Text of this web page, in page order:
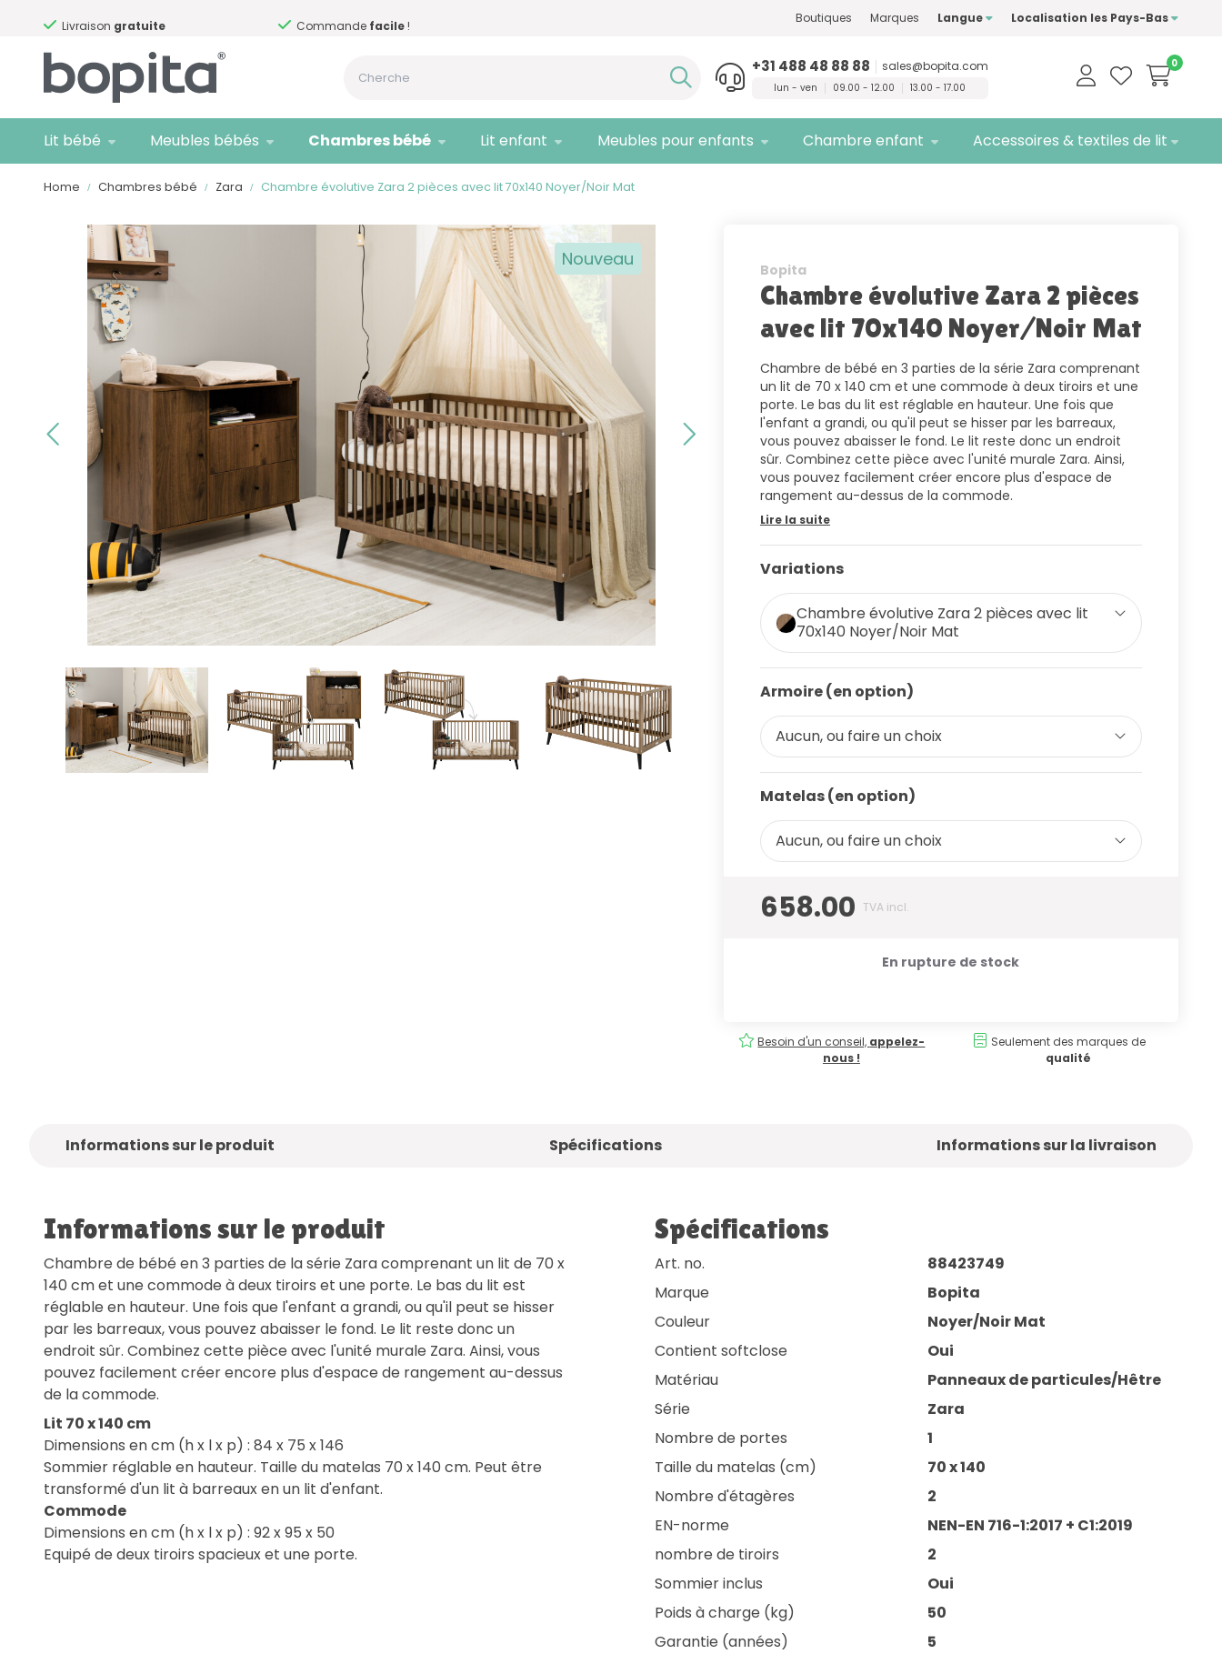
Livraison gratuite Commande facile!
Seulement des marques de
qualité
Livraisongratuite
Boutiques Marques Langue Localisation les Pays-Bas
0
+31 488 48 88 88 sales@bopita.com
lun - ven 09.00 - 12.00 13.00 - 17.00
Lit bébé Meubles bébés Chambres bébé Lit enfant Meubles pour enfants Chambre enfant Accessoires & textiles de lit
Home Chambres bébé Zara Chambre évolutive Zara 2 pièces avec lit 70x140 Noyer/Noir Mat
Nouveau Bopita
Chambre évolutive Zara 2 pièces
avec lit 70x140 Noyer/Noir Mat
Chambre de bébé en 3 parties de la série Zara comprenant
un lit de 70 x 140 cm et une commode à deux tiroirs et une
porte. Le bas du lit est réglable en hauteur. Une fois que
l'enfant a grandi, ou qu'il peut se hisser par les barreaux,
vous pouvez abaisser le fond. Le lit reste donc un endroit
sûr. Combinez cette pièce avec l'unité murale Zara. Ainsi,
vous pouvez facilement créer encore plus d'espace de
rangement au-dessus de la commode.
Lire la suite
Variations
Chambre évolutive Zara 2 pièces avec lit
70x140 Noyer/Noir Mat
Armoire (en option)
Aucun, ou faire un choix
Matelas (en option)
Aucun, ou faire un choix
658.00 TVA incl.
En rupture de stock
Besoin d'un conseil, appelez-
nous !
Seulement des marques de
qualité
Informations sur le produit Spécifications Informations sur la livraison
Informations sur le produit
Chambre de bébé en 3 parties de la série Zara comprenant un lit de 70 x
140 cm et une commode à deux tiroirs et une porte. Le bas du lit est
réglable en hauteur. Une fois que l'enfant a grandi, ou qu'il peut se hisser
par les barreaux, vous pouvez abaisser le fond. Le lit reste donc un
endroit sûr. Combinez cette pièce avec l'unité murale Zara. Ainsi, vous
pouvez facilement créer encore plus d'espace de rangement au-dessus
de la commode.
Lit 70 x 140 cm
Dimensions en cm (h x l x p) : 84 x 75 x 146
Sommier réglable en hauteur. Taille du matelas 70 x 140 cm. Peut être
transformé d'un lit à barreaux en un lit d'enfant.
Commode
Dimensions en cm (h x l x p) : 92 x 95 x 50
Equipé de deux tiroirs spacieux et une porte.
Spécifications
Art. no.
88423749
Marque
Bopita
Couleur
Noyer/Noir Mat
Contient softclose
Oui
Matériau
Panneaux de particules/Hêtre
Série
Zara
Nombre de portes
1
Taille du matelas (cm)
70 x 140
Nombre d'étagères
2
EN-norme
NEN-EN 716-1:2017 + C1:2019
nombre de tiroirs
2
Sommier inclus
Oui
Poids à charge (kg)
50
Garantie (années)
5